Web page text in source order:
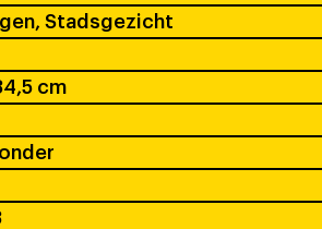
Stadsgezicht
cm